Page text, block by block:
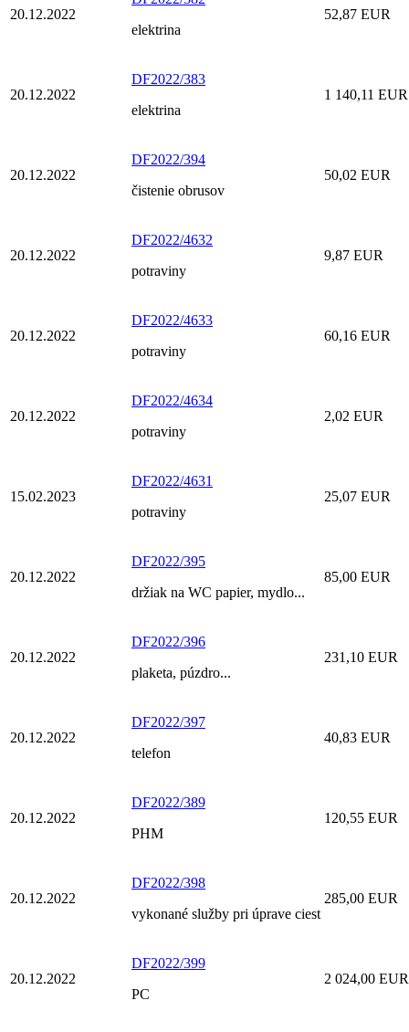
20.12.2022
elektrina
52,87 EUR
20.12.2022
DF2022/383
elektrina
1 140,11 EUR
20.12.2022
DF2022/394
čistenie obrusov
50,02 EUR
20.12.2022
DF2022/4632
potraviny
9,87 EUR
20.12.2022
DF2022/4633
potraviny
60,16 EUR
20.12.2022
DF2022/4634
potraviny
2,02 EUR
15.02.2023
DF2022/4631
potraviny
25,07 EUR
20.12.2022
DF2022/395
držiak na WC papier, mydlo...
85,00 EUR
20.12.2022
DF2022/396
plaketa, púzdro...
231,10 EUR
20.12.2022
DF2022/397
telefon
40,83 EUR
20.12.2022
DF2022/389
PHM
120,55 EUR
20.12.2022
DF2022/398
vykonané služby pri úprave ciest
285,00 EUR
20.12.2022
DF2022/399
PC
2 024,00 EUR